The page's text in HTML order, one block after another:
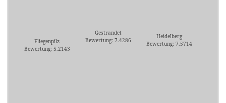
Fliegenpilz
Bewertung: 5.2143
Gestrandet
Bewertung: 7.4286
Heidelberg
Bewertung: 7.5714